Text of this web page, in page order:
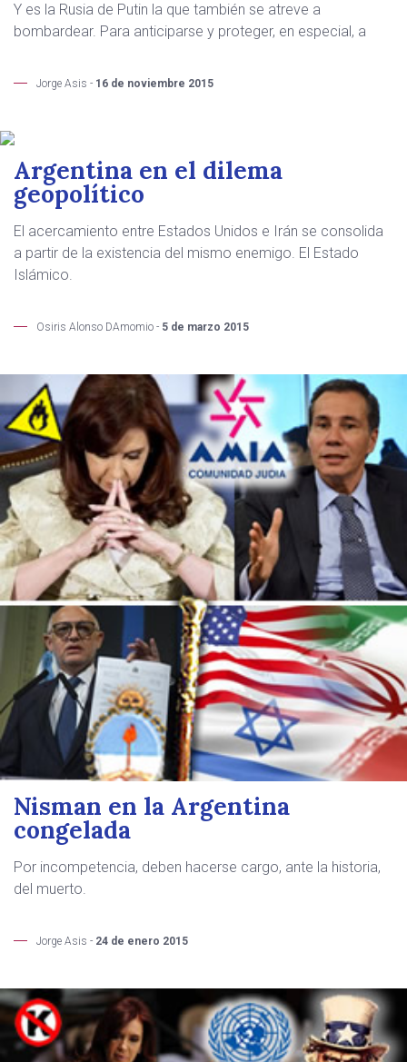
Y es la Rusia de Putin la que también se atreve a
bombardear. Para anticiparse y proteger, en especial, a
Jorge Asis - 16 de noviembre 2015
Argentina en el dilema
geopolítico
El acercamiento entre Estados Unidos e Irán se consolida
a partir de la existencia del mismo enemigo. El Estado
Islámico.
Osiris Alonso DAmomio - 5 de marzo 2015
Nisman en la Argentina
congelada
Por incompetencia, deben hacerse cargo, ante la historia,
del muerto.
Jorge Asis - 24 de enero 2015